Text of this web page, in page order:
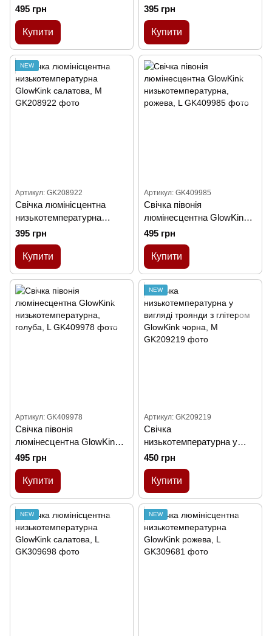
низькотемпературна,
салатова, L
495 грн
Купити
GlowKink рожева, М
395 грн
Купити
NEW
Артикул: GK208922
Cвiчка люмінісцентна
низькотемпературна
GlowKink салатова, M
395 грн
Купити
Артикул: GK409985
Свічка півонія
люмінесцентна GlowKink
низькотемпературна,
рожева, L
495 грн
Купити
Артикул: GK409978
Свічка півонія
люмінесцентна GlowKink
низькотемпературна,
голуба, L
495 грн
Купити
NEW
Артикул: GK209219
Свічка
низькотемпературна у
вигляді троянди з глітером
GlowKink чорна, М
450 грн
Купити
NEW NEW